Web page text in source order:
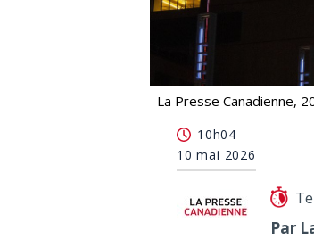
La Presse Canadienne,
10h04
10 mai 2026
Par